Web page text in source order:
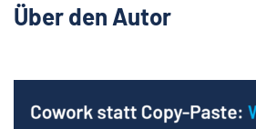
Über den Autor